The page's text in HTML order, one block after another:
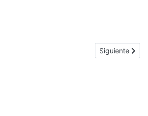
Next article:
Siguiente